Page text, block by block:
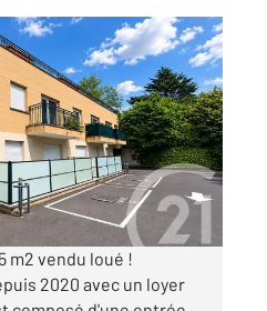
à vendre
€
m2 vendu loué !
2020 avec un loyer